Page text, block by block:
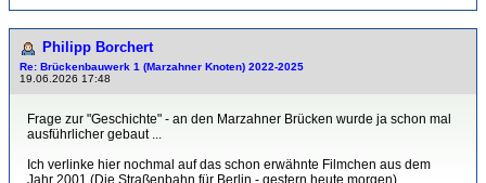
Philipp Borchert
Re: Brückenbauwerk 1 (Marzahner Knoten) 2022-2025
19.06.2026 17:48
Frage zur "Geschichte" - an den Marzahner Brücken wurde ja schon mal
ausführlicher gebaut ...
Ich verlinke hier nochmal auf das schon erwähnte Filmchen aus dem
Jahr 2001 (Die Straßenbahn für Berlin - gestern heute morgen).